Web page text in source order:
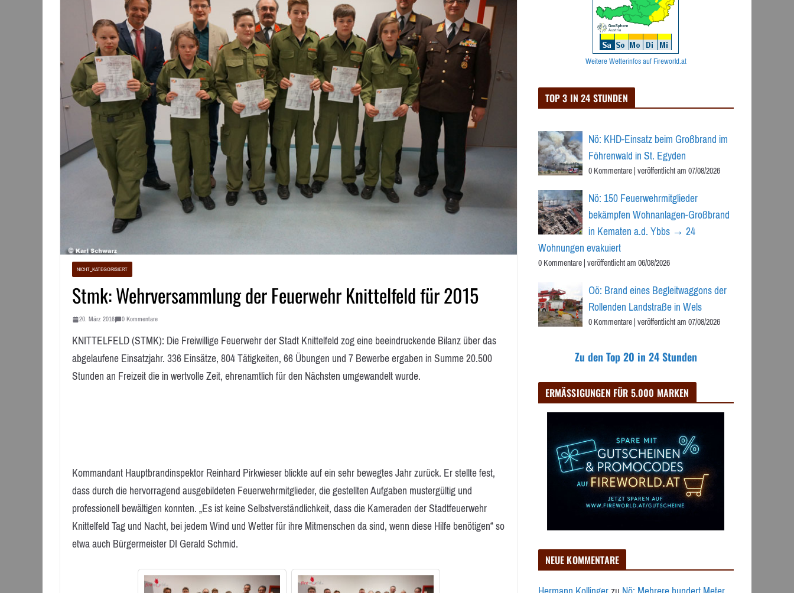
NICHT_KATEGORISIERT
Stmk: Wehrversammlung der Feuerwehr Knittelfeld für 2015
20. März 2016 0 Kommentare
KNITTELFELD (STMK): Die Freiwillige Feuerwehr der Stadt Knittelfeld zog eine beeindruckende Bilanz über das
abgelaufene Einsatzjahr. 336 Einsätze, 804 Tätigkeiten, 66 Übungen und 7 Bewerbe ergaben in Summe 20.500
Stunden an Freizeit die in wertvolle Zeit, ehrenamtlich für den Nächsten umgewandelt wurde.
Kommandant Hauptbrandinspektor Reinhard Pirkwieser blickte auf ein sehr bewegtes Jahr zurück. Er stellte fest,
dass durch die hervorragend ausgebildeten Feuerwehrmitglieder, die gestellten Aufgaben mustergültig und
professionell bewältigen konnten. „Es ist keine Selbstverständlichkeit, dass die Kameraden der Stadtfeuerwehr
Knittelfeld Tag und Nacht, bei jedem Wind und Wetter für ihre Mitmenschen da sind, wenn diese Hilfe benötigen“ so
etwa auch Bürgermeister DI Gerald Schmid.
Weitere Wetterinfos auf Fireworld.at
TOP 3 IN 24 STUNDEN
Nö: KHD-Einsatz beim Großbrand im
Föhrenwald in St. Egyden
0 Kommentare|veröffentlicht am 07/08/2026
Nö: 150 Feuerwehrmitglieder
bekämpfen Wohnanlagen-Großbrand
in Kematen a.d. Ybbs → 24
Wohnungen evakuiert
0 Kommentare|veröffentlicht am 06/08/2026
Oö: Brand eines Begleitwaggons der
Rollenden Landstraße in Wels
0 Kommentare|veröffentlicht am 07/08/2026
Zu den Top 20 in 24 Stunden
ERMÄSSIGUNGEN FÜR 5.000 MARKEN
NEUE KOMMENTARE